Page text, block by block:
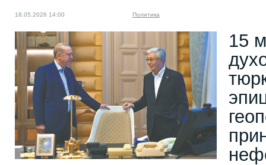
18.05.2026 14:00 Политика
15